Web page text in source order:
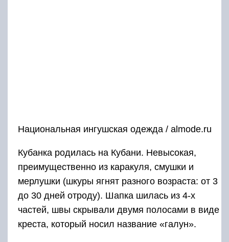
Национальная ингушская одежда / almode.ru
Кубанка родилась на Кубани. Невысокая,
преимущественно из каракуля, смушки и
мерлушки (шкуры ягнят разного возраста: от 3
до 30 дней отроду). Шапка шилась из 4-х
частей, швы скрывали двумя полосами в виде
креста, который носил название «галун».